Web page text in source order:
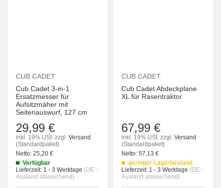
CUB CADET
Cub Cadet 3-in-1
Ersatzmesser für
Aufsitzmäher mit
Seitenauswurf, 127 cm
29,99 €
inkl. 19% USt. zzgl. Versand
(Standardpaket)
Netto: 25,20 €
Verfügbar
Lieferzeit: 1 - 3 Werktage (DE -
Ausland abweichend)
CUB CADET
Cub Cadet Abdeckplane
XL für Rasentraktor
67,99 €
inkl. 19% USt. zzgl. Versand
(Standardpaket)
Netto: 57,13 €
geringer Lagerbestand
Lieferzeit: 1 - 3 Werktage (DE -
Ausland abweichend)